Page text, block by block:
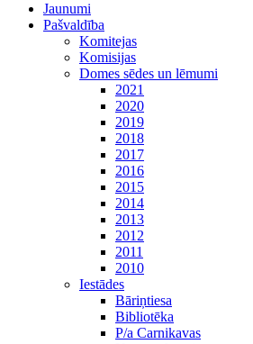
Jaunumi
Pašvaldība
Komitejas
Komisijas
Domes sēdes un lēmumi
2021
2020
2019
2018
2017
2016
2015
2014
2013
2012
2011
2010
Iestādes
Bāriņtiesa
Bibliotēka
P/a Carnikavas